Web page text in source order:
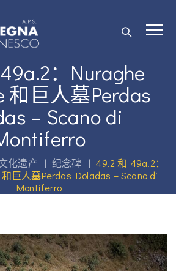
：Nuraghe
和巨人墓Perdas
– Scano di
化遗产 | 纪念碑 | 49.2 和 49a.2：
巨人墓Perdas Doladas – Scano di
Montiferro